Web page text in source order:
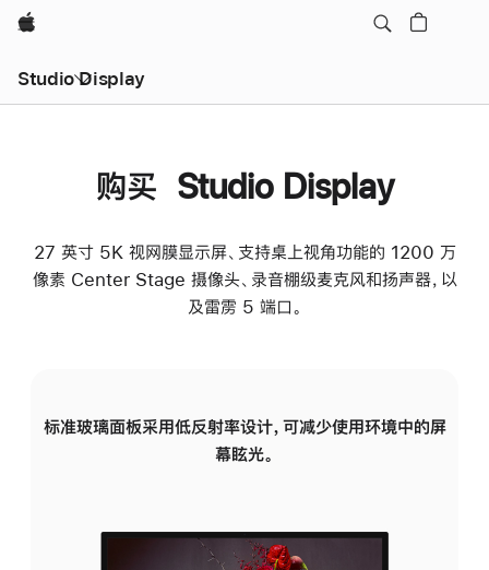
Apple
Studio Display
购买 Studio Display
27 英寸 5K 视网膜显示屏、支持桌上视角功能的 1200 万
像素 Center Stage 摄像头、录音棚级麦克风和扬声器，以
及雷雳 5 端口。
标准玻璃面板采用低反射率设计，可减少使用环境中的屏
幕眩光。